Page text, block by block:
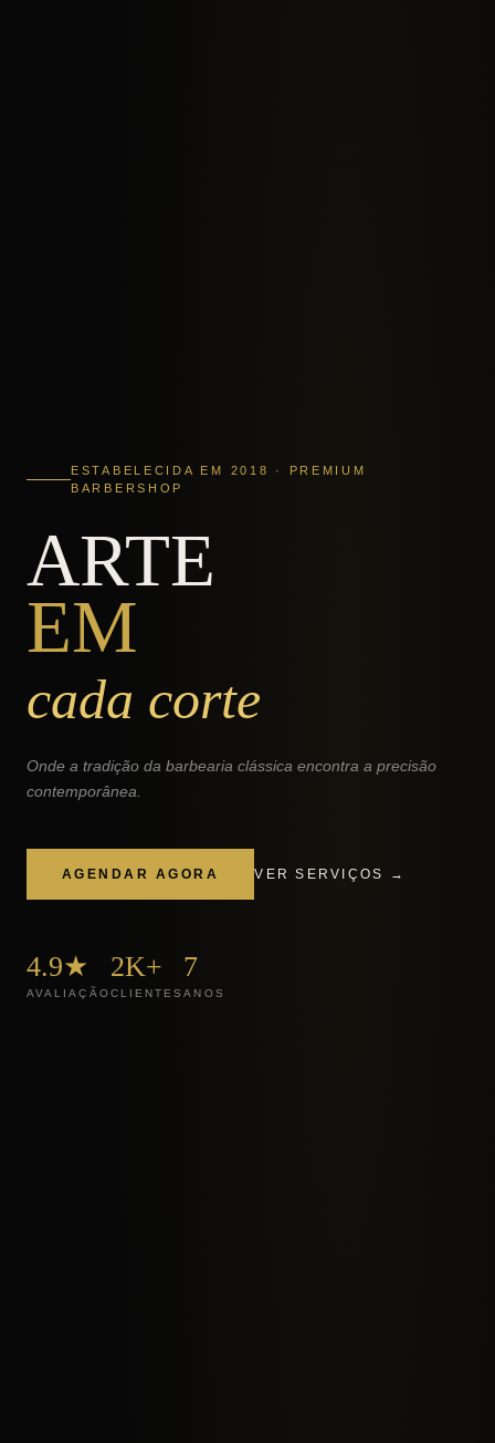
ESTABELECIDA EM 2018 · PREMIUM
BARBERSHOP
ARTE
EM
cada corte
Onde a tradição da barbearia clássica encontra a precisão
contemporânea.
AGENDAR AGORA VER SERVIÇOS →
4.9★
AVALIAÇÃO
2K+
CLIENTES
7
ANOS